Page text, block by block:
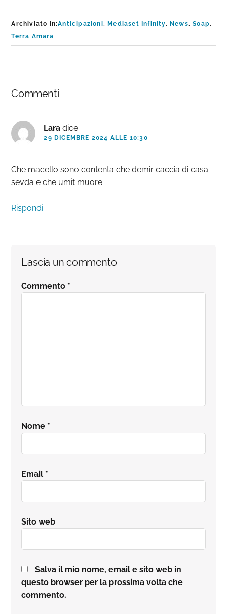
Archiviato in:Anticipazioni, Mediaset Infinity, News,Soap,
Terra Amara
del
lettore
Commenti
Lara dice
29 DICEMBRE 2024 ALLE 10:30
Che macello sono contenta che demir caccia di casa
sevda e che umit muore
Rispondi
Lascia un commento
Commento *
Nome *
Email *
Sito web
Salva il mio nome, email e sito web in
questo browser per la prossima volta che
commento.